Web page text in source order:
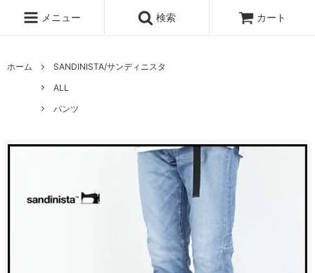
メニュー 検索 カート
ホーム
SANDINISTA/サンディニスタ
ALL
パンツ